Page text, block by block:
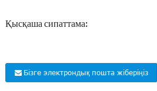
Қысқаша сипаттама:
Бізге электрондық пошта жіберіңіз